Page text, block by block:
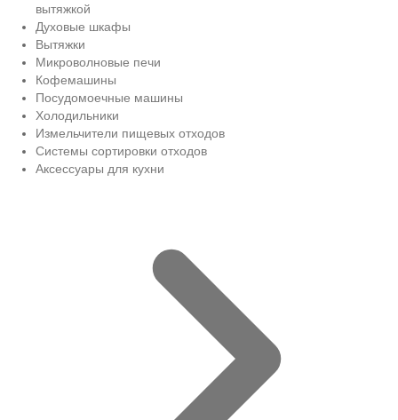
вытяжкой
Духовые шкафы
Вытяжки
Микроволновые печи
Кофемашины
Посудомоечные машины
Холодильники
Измельчители пищевых отходов
Системы сортировки отходов
Аксессуары для кухни